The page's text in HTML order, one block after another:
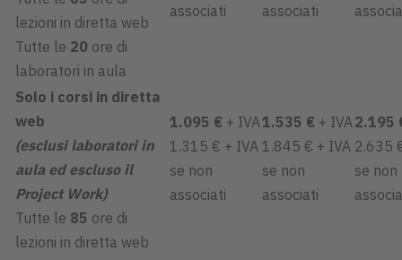
lezioni in diretta web
Tutte le 20 ore di
laboratori in aula
associati
associati
Solo i corsi in diretta
web
(esclusi laboratori in
aula ed escluso il
Project Work)
Tutte le 85 ore di
lezioni in diretta web
1.095 € + IVA
1.315 € + IVA
se non
associati
1.535 € + IVA
1.845 € + IVA
se non
associati
2.195
2.635
se non